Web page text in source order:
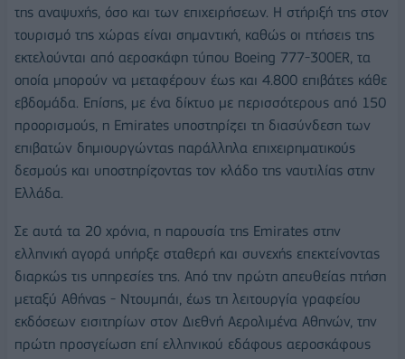
της αναψυχής, όσο και των επιχειρήσεων. Η στήριξή της στον
τουρισμό της χώρας είναι σημαντική, καθώς οι πτήσεις της
εκτελούνται από αεροσκάφη τύπου Boeing 777-300ER, τα
οποία μπορούν να μεταφέρουν έως και 4.800 επιβάτες κάθε
εβδομάδα. Επίσης, με ένα δίκτυο με περισσότερους από 150
προορισμούς, η Emirates υποστηρίζει τη διασύνδεση των
επιβατών δημιουργώντας παράλληλα επιχειρηματικούς
δεσμούς και υποστηρίζοντας τον κλάδο της ναυτιλίας στην
Ελλάδα.
Σε αυτά τα 20 χρόνια, η παρουσία της Emirates στην
ελληνική αγορά υπήρξε σταθερή και συνεχής επεκτείνοντας
διαρκώς τις υπηρεσίες της. Από την πρώτη απευθείας πτήση
μεταξύ Αθήνας - Ντουμπάι, έως τη λειτουργία γραφείου
εκδόσεων εισιτηρίων στον Διεθνή Αερολιμένα Αθηνών, την
πρώτη προσγείωση επί ελληνικού εδάφους αεροσκάφους